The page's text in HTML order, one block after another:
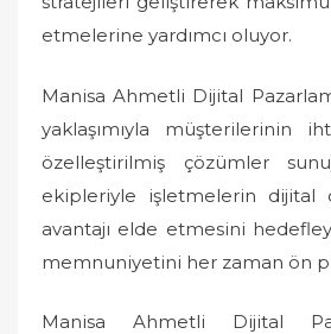
etmelerine yardımcı oluyor.
Manisa Ahmetli Dijital
yaklaşımıyla müşterilerinin
özelleştirilmiş çözümler
ekipleriyle işletmelerin dijital
avantajı elde etmesini
memnuniyetini her zaman ön
Manisa Ahmetli Dijital